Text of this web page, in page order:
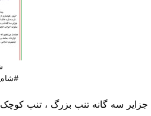
جزایر سه گانه تنب بزرگ ، تنب